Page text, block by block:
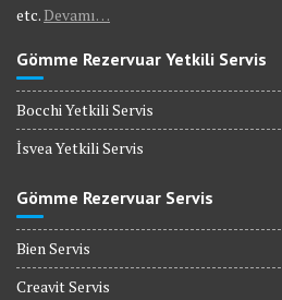
etc. Devamı…
Gömme Rezervuar Yetkili Servis
Bocchi Yetkili Servis
İsvea Yetkili Servis
Gömme Rezervuar Servis
Bien Servis
Creavit Servis